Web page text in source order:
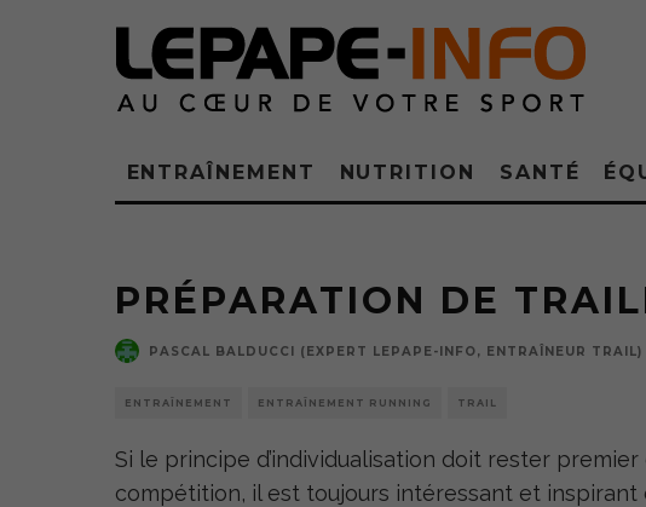
ENTRAÎNEMENT NUTRITION SANTÉ
PRÉPARATION DE
PASCAL BALDUCCI (EXPERT LEPAPE-INFO, ENTRAÎNEUR TRAIL)
ENTRAÎNEMENT ENTRAÎNEMENT RUNNING TRAIL
Si le principe d’individualisation doit rester premier
compétition, il est toujours intéressant et inspirant